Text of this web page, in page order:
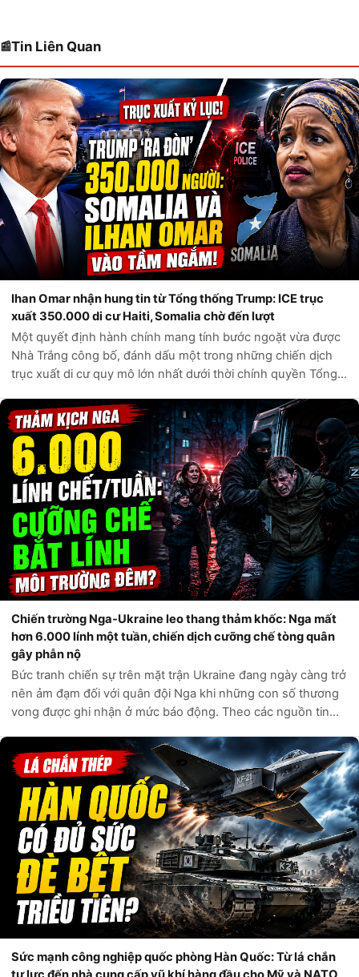
Tin Liên Quan
Ihan Omar nhận hung tin từ Tổng thống Trump: ICE trục
xuất 350.000 di cư Haiti, Somalia chờ đến lượt
Một quyết định hành chính mang tính bước ngoặt vừa được
Nhà Trắng công bố, đánh dấu một trong những chiến dịch
trục xuất di cư quy mô lớn nhất dưới thời chính quyền Tổng
An ninh Nội địa Hoa Kỳ,...
Chiến trường Nga-Ukraine leo thang thảm khốc: Nga mất
hơn 6.000 lính một tuần, chiến dịch cưỡng chế tòng quân
gây phẫn nộ
Bức tranh chiến sự trên mặt trận Ukraine đang ngày càng trở
nên ảm đạm đối với quân đội Nga khi những con số thương
vong được ghi nhận ở mức báo động. Theo các nguồn tin
vòng một tuần qua, q...
Sức mạnh công nghiệp quốc phòng Hàn Quốc: Từ lá chắn